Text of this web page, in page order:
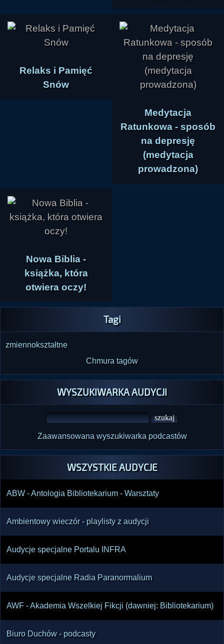
Relaks i Pamięć
Snów
Medytacja
Ratunkowa - sposób
na depresję
(medytacja
prowadzona)
Nowa Biblia -
książka, która
otwiera oczy!
Tagi
zmiennokształtne
Chmura tagów
WYSZUKIWARKA AUDYCJI
Zaawansowana wyszukiwarka podcastów
WSZYSTKIE AUDYCJE
ABW - Antologia Bibliotekarium - Warsztaty
Ambientowy wieczór - playlisty z audycji
Audycje specjalne Portalu INFRA
Audycje specjalne Radia Paranormalium
AWF - Akademia Wszelkiej Fikcji (dawniej: Bibliotekarium)
Biuro Duchów - podcasty